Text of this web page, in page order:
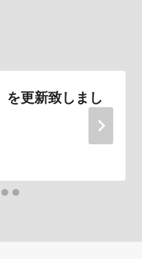
を更新致しまし